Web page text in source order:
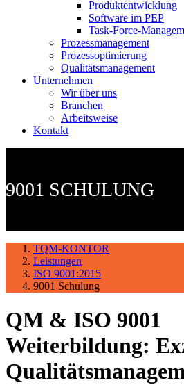
Produktentwicklung
Software im PEP
Task-Force-
Prozessmanagement
Prozessoptimierung
Qualitätsmanagement
Unternehmen
Wir über uns
Branchen
Arbeitsweise
Kontakt
9001 SCHULUNG
TQM-KONTOR
Leistungen
ISO 9001:2015
9001 Schulung
QM & ISO 9001
Weiterbildung: